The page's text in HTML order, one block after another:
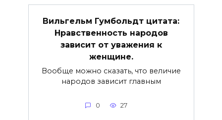
Вильгельм Гумбольдт цитата:
Нравственность народов
зависит от уважения к
женщине.
Вообще можно сказать, что величие
народов зависит главным
0 27